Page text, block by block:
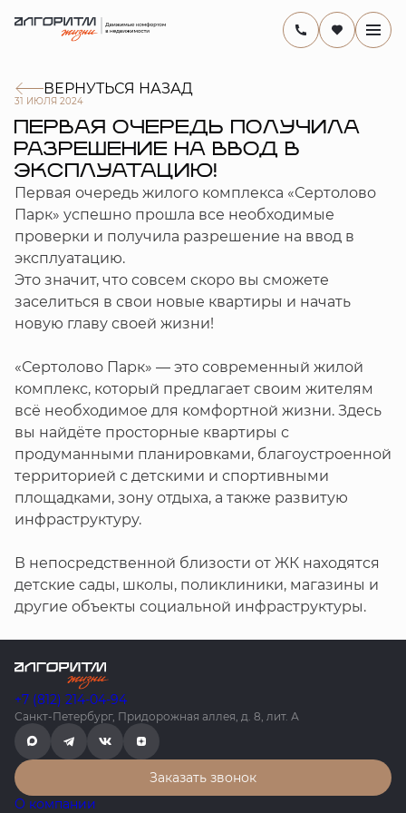
ВЕРНУТЬСЯ НАЗАД
31 ИЮЛЯ 2024
ПЕРВАЯ ОЧЕРЕДЬ ПОЛУЧИЛА
РАЗРЕШЕНИЕ НА ВВОД В
ЭКСПЛУАТАЦИЮ!
Первая очередь жилого комплекса «Сертолово
Парк» успешно прошла все необходимые
проверки и получила разрешение на ввод в
эксплуатацию.
Это значит, что совсем скоро вы сможете
заселиться в свои новые квартиры и начать
новую главу своей жизни!
«Сертолово Парк» — это современный жилой
комплекс, который предлагает своим жителям
всё необходимое для комфортной жизни. Здесь
вы найдёте просторные квартиры с
продуманными планировками, благоустроенной
территорией с детскими и спортивными
площадками, зону отдыха, а также развитую
инфраструктуру.
В непосредственной близости от ЖК находятся
детские сады, школы, поликлиники, магазины и
другие объекты социальной инфраструктуры.
+7 (812) 214-04-94
Санкт-Петербург, Придорожная аллея, д. 8, лит. А
Заказать звонок
О компании